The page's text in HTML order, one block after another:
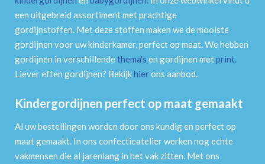
een uitgebreid assortiment met prachtige
gordijnstoffen. Met deze stoffen maken we de mooiste
gordijnen voor uw kinderkamer, perfect op maat. We hebben
gordijnen in verschillendethema's en gordijnen metprint.
Liever effen gordijnen? Bekijkhierons aanbod.
Kindergordijnen perfect op maat gemaakt
Al uw bestellingen worden door ons kundig en perfect op
maat gemaakt. In ons confectieatelier werken nog echte
vakmensen die al jarenlang in het vak zitten. Met ons